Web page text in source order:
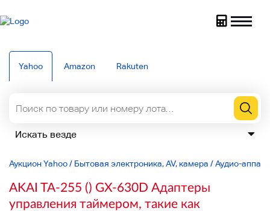
Yahoo Amazon Rakuten
Аукцион Yahoo/ Бытовая электроника, AV, камера /Аудио-
AKAI TA-255 () GX-630D Адаптеры
управления таймером, такие как